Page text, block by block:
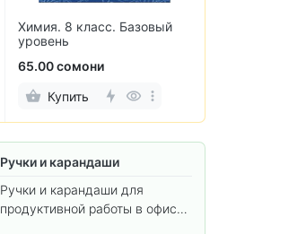
Химия. 8 класс. Базовый
уровень
65.00 сомони
Купить
Ручки и карандаши
Ручки и карандаши для
продуктивной работы в офисе